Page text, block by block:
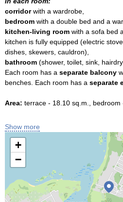
corridorwith a wardrobe,
bedroom with a double bed and a
kitchen-living room with a sofa bed
kitchen is fully equipped (electric
dishes, skewers, cauldron),
bathroom (shower, toilet, sink,
Each room has a separate balcony
benches. Each room has a separate
Area: terrace - 18.10 sq.m.,
In the yard there is a large gazebo
tables and benches, barbecue.
Price:
July-August - 3000 UAH per room
From 3 days - negotiable price.
a flexible discount system is in effect
Show more
+
−